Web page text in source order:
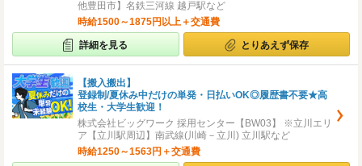
他豊田市】名鉄三河線 越戸駅など
時給1500～1875円以上＋交通費
詳細を見る とりあえず保存
【搬入搬出】
登録制/夏休み中だけの単発・日払いOK◎履歴書不要★高
校生・大学生歓迎！
株式会社ビッグワーク 採用センター【BW03】 ※立川エリ
ア【立川駅周辺】南武線(川崎－立川) 立川駅など
時給1250～1563円＋交通費